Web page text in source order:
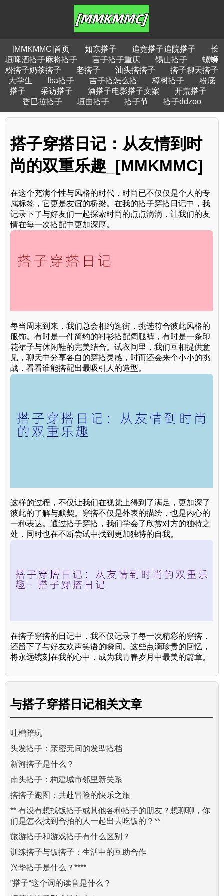
[MMKMMC]首页 如东搭子 追竞搭子追院搭子
长
垣啤酒搭子麻将搭子
言子搭子重庆 锡山搭子
螺蛳
粉搭子奶茶搭子
老搭子 汕头搭搭子
搭子聊天搭子
大学生
fba搭子 吉子搭怎么搭 樟树搭子
粉底
搭子
采访搭子 酒搭子电影搭子文案
开荒搭子
香巴拉搭子
垣曲搭子 搭子节 搭子ddzoo
搭子穿搭日记：从友情到时
尚的双重乐趣_[MMKMMC]
在这个充满个性与风格的时代，时尚已不仅仅是个人的专
属标签，它更是友谊的桥梁。在我的搭子穿搭日记中，我
记录下了与好友们一起探索时尚的点点滴滴，让我们的友
情在每一次搭配中更加深厚。
每当周末到来，我们总会相约逛街，挑选符合彼此风格的
服饰。有时是一件简约的衬衫搭配阔腿裤，有时是一条印
花裙子与休闲鞋的完美结合。试衣间里，我们互相提供意
见，聊天中分享各自的穿搭灵感，时而还会来个小小的挑
战，看看谁能搭配出最吸引人的造型。
这样的过程，不仅让我们在视觉上得到了满足，更加深了
彼此的了解与默契。穿搭不仅是外表的描绘，也是内心的
一种表达。通过搭子穿搭，我们学会了欣赏对方的独特之
处，同时也在不断尝试中找到更加独特的自我。
在搭子穿搭的日记中，我不仅记录了每一次精彩的穿搭，
还留下了与好友欢声笑语的瞬间。这些点滴珍贵的回忆，
将永远镌刻在我的心中，成为我青春岁月中最美的篇章。
与搭子穿搭日记相关文章
吐槽陪玩
头发搭子：亲密无间的发型搭档
新河搭子是什么？
南头搭子：构建城市邻里新关系
搭搭子跑图：共赴冒险的快乐之旅
** 有没有想找饭搭子或其他各种搭子的朋友？想聊聊，你
们是怎么找到合拍的人一起出去吃饭的？**
旅游搭子和游戏搭子有什么区别？
训练搭子与饭搭子：生活中的互助合作
兴华搭子是什么？****
”搭子“这个词的读音是什么？